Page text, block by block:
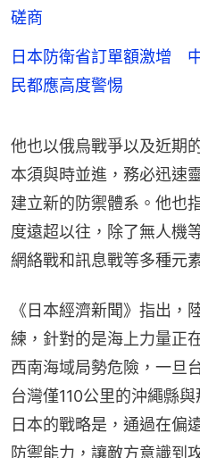
磋商
日本防衛省訂單額激增
民都應高度警惕
他也以俄烏戰爭以及近期
本須與時並進，務必迅速
建立新的防禦體系。他也
度遠超以往，除了無人機
網絡戰和訊息戰等多種元
《日本經濟新聞》指出，
練，針對的是海上力量正
西南海域局勢危險，一旦
台灣僅110公里的沖繩縣
日本的戰略是，通過在偏
防禦能力，讓敵方意識到